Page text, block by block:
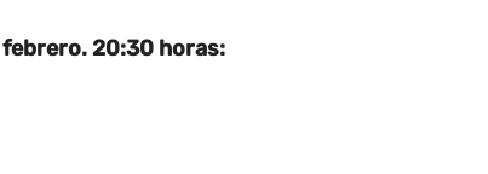
20:30 horas: